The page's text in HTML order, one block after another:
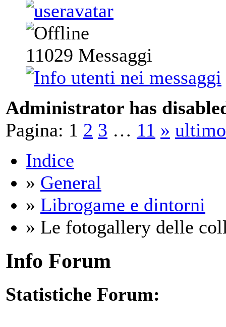
11029 Messaggi
Administrator has
Pagina: 1 2 3 … 11 » ultimo
Indice
» General
» Librogame e dintorni
» Le fotogallery delle
Info Forum
Statistiche Forum: